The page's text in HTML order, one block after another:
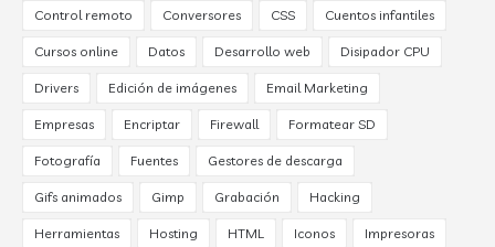
Control remoto Conversores CSS Cuentos infantiles
Cursos online Datos Desarrollo web Disipador CPU
Drivers Edición de imágenes Email Marketing
Empresas Encriptar Firewall Formatear SD
Fotografía Fuentes Gestores de descarga
Gifs animados Gimp Grabación Hacking
Herramientas Hosting HTML Iconos Impresoras